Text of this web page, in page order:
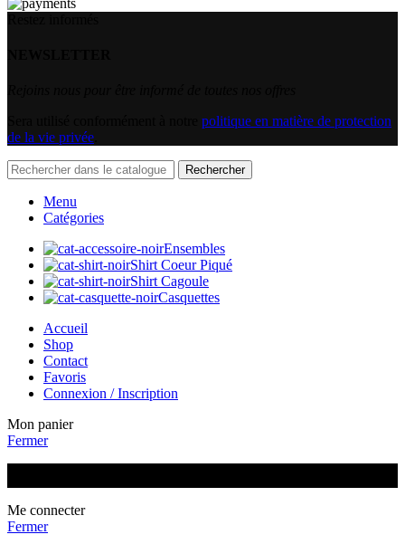
politique en matière de protection
de la vie privée
Rechercher
Menu
Catégories
Ensembles
Shirt Coeur Piqué
Shirt Cagoule
Casquettes
Accueil
Shop
Contact
Favoris
Connexion / Inscription
Mon panier
Fermer
Me connecter
Fermer